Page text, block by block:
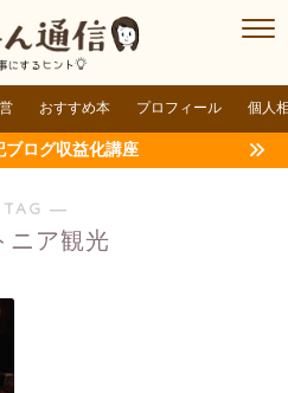
おすすめ本 プロフィール 個人
ブログ収益化講座
―
ニア観光